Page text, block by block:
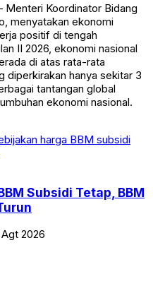
Menteri Koordinator Bidang
menyatakan ekonomi
positif di tengah
II 2026, ekonomi nasional
di atas rata-rata
diperkirakan hanya sekitar 3
tantangan global
ekonomi nasional.
Subsidi Tetap, BBM
2026